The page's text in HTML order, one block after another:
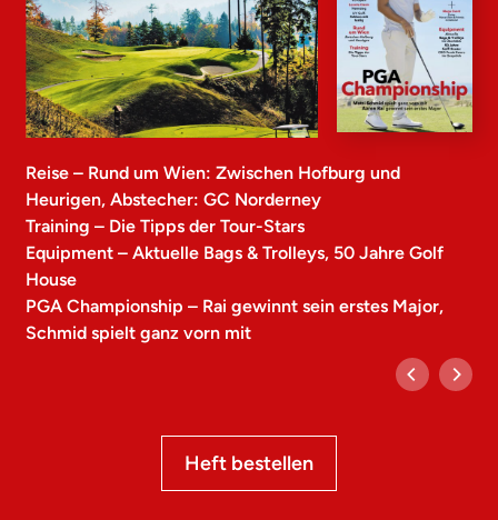
Reise – Rund um Wien: Zwischen Hofburg und
Heurigen, Abstecher: GC Norderney
Training – Die Tipps der Tour-Stars
Equipment – Aktuelle Bags & Trolleys, 50 Jahre Golf
House
PGA Championship – Rai gewinnt sein erstes Major,
Schmid spielt ganz vorn mit
Heft bestellen